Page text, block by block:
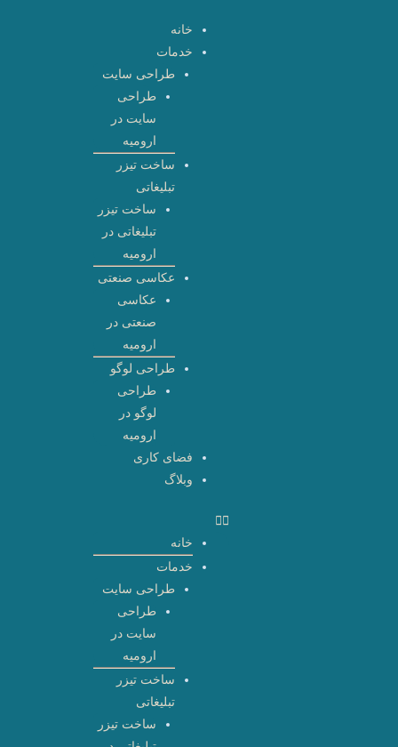
خانه
خدمات
طراحی سایت
طراحی
سایت در
ارومیه
ساخت تیزر
تبلیغاتی
ساخت تیزر
تبلیغاتی در
ارومیه
عکاسی صنعتی
عکاسی
صنعتی در
ارومیه
طراحی لوگو
طراحی
لوگو در
ارومیه
فضای کاری
وبلاگ
خانه
خدمات
طراحی سایت
طراحی
سایت در
ارومیه
ساخت تیزر
تبلیغاتی
ساخت تیزر